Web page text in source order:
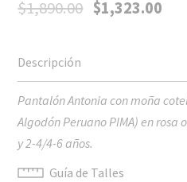
$1,890.00 El
$1,890.00.
$1,323.00
Pantalón Antonia con moña
Algodón Peruano PIMA) en rosa
y 2-4/4-6 años.
Guía de Talles